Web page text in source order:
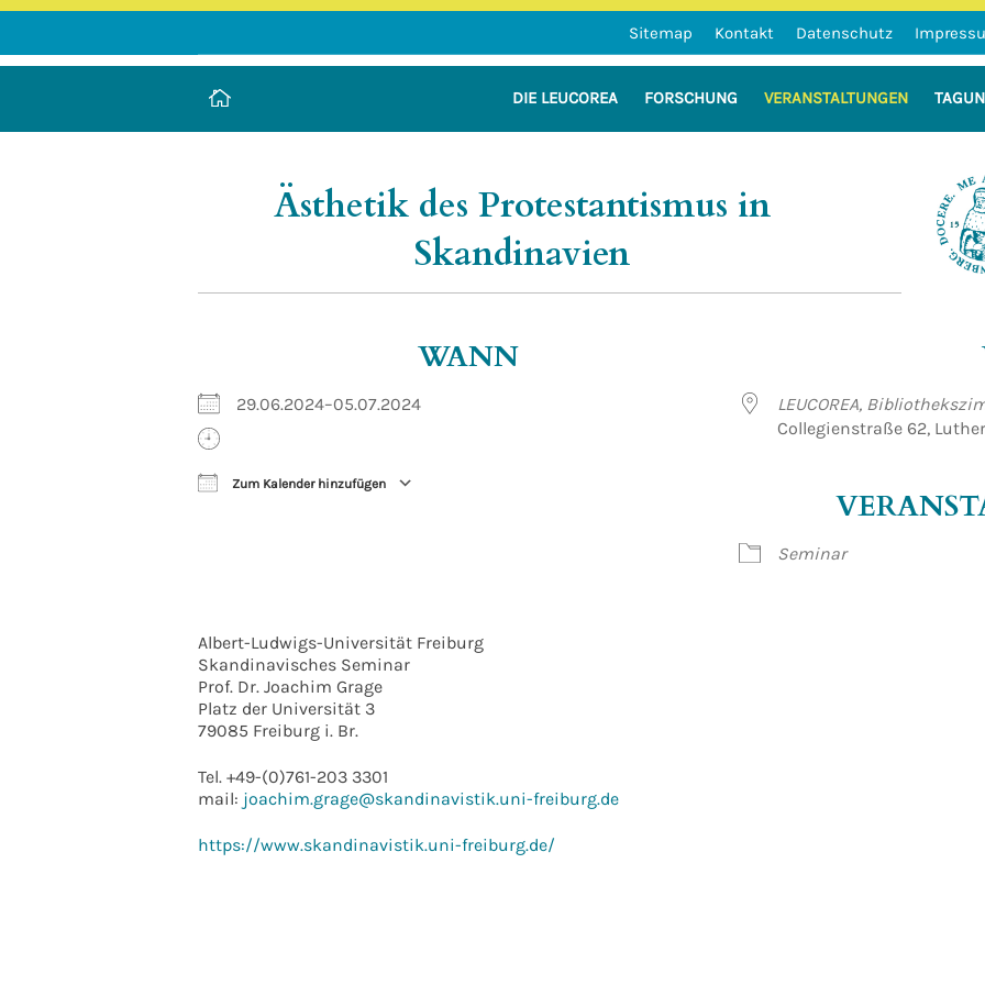
Sitemap Kontakt Datenschutz
DIE LEUCOREA FORSCHUNG VERANSTALTUNGEN
LEUCOREA DE
Stiftung des öffentlichen Rechts an der Martin-Luther-Universität
Ästhetik des Protestantismus in
Skandinavien
WANN
29.06.2024–05.07.2024
Zum Kalender hinzufügen
Office 365
LEUCOREA,
Collegienstraße 62,
Seminar
Albert-Ludwigs-Universität Freiburg
Skandinavisches Seminar
Prof. Dr. Joachim Grage
Platz der Universität 3
79085 Freiburg i. Br.
Tel. +49-(0)761-203 3301
mail: joachim.grage@skandinavistik.uni-freiburg.de
https://www.skandinavistik.uni-freiburg.de/